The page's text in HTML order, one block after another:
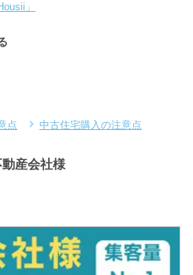
」
点 中古住宅購入の注意点
産会社様